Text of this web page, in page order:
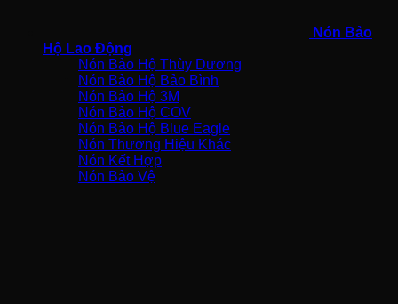
Nón Bảo
Hộ Lao Động
Nón Bảo Hộ Thùy Dương
Nón Bảo Hộ Bảo Bình
Nón Bảo Hộ 3M
Nón Bảo Hộ COV
Nón Bảo Hộ Blue Eagle
Nón Thương Hiệu Khác
Nón Kết Hợp
Nón Bảo Vệ